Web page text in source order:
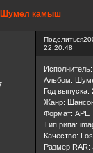
Шумел камыш
Поделиться
22:20:48
Альбом:
Год выпуска:
Жанр:
Формат: APE
Тип рипа:
Качество:
Размер RAR: